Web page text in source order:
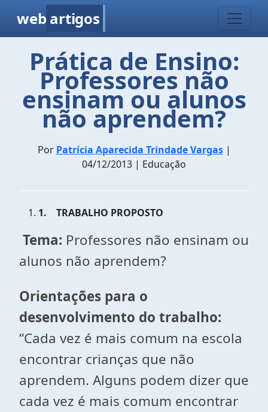
web artigos
Prática de Ensino:
Professores não
ensinam ou alunos
não aprendem?
Por Patrícia Aparecida Trindade Vargas|
04/12/2013 | Educação
1. TRABALHO PROPOSTO
Tema: Professores não ensinam ou
alunos não aprendem?
Orientações para o
desenvolvimento do trabalho:
“Cada vez é mais comum na escola
encontrar crianças que não
aprendem. Alguns podem dizer que
cada vez é mais comum encontrar